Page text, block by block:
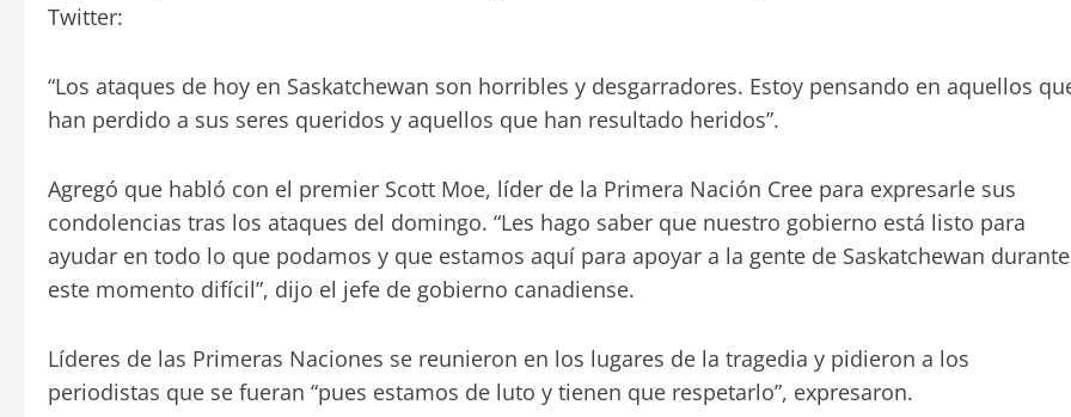
Twitter:
“Los ataques de hoy en Saskatchewan son horribles y desgarradores. Estoy pensando en aquellos
han perdido a sus seres queridos y aquellos que han resultado heridos”.
Agregó que habló con el premier Scott Moe, líder de la Primera Nación Cree para expresarle sus
condolencias tras los ataques del domingo. “Les hago saber que nuestro gobierno está listo para
ayudar en todo lo que podamos y que estamos aquí para apoyar a la gente de Saskatchewan durante
este momento difícil”, dijo el jefe de gobierno canadiense.
Líderes de las Primeras Naciones se reunieron en los lugares de la tragedia y pidieron a los
periodistas que se fueran “pues estamos de luto y tienen que respetarlo”, expresaron.